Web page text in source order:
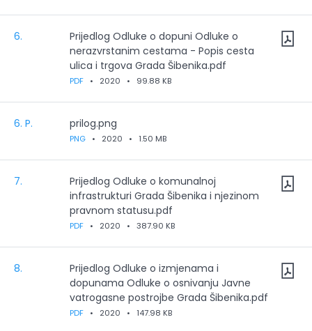
6.
Prijedlog Odluke o dopuni Odluke o
nerazvrstanim cestama - Popis cesta
ulica i trgova Grada Šibenika.pdf
PDF • 2020 • 99.88 KB
6. P. prilog.png
PNG • 2020 • 1.50 MB
7.
Prijedlog Odluke o komunalnoj
infrastrukturi Grada Šibenika i njezinom
pravnom statusu.pdf
PDF • 2020 • 387.90 KB
8.
Prijedlog Odluke o izmjenama i
dopunama Odluke o osnivanju Javne
vatrogasne postrojbe Grada Šibenika.pdf
PDF • 2020 • 147.98 KB